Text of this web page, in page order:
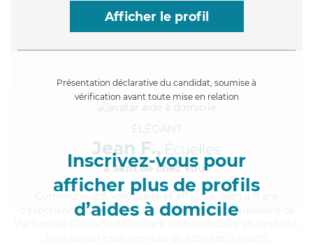
Afficher le profil
Présentation déclarative du candidat, soumise à
vérification avant toute mise en relation
Inscrivez-vous pour
afficher plus de profils
d’aides à domicile
ÉLÉGANT
Jean F., Écuelles
à 5km de chez Vous
, volontaire et efficace, Jean a 8 ans
d'expérience et possède un diplôme d'État d'Auxiliaire de